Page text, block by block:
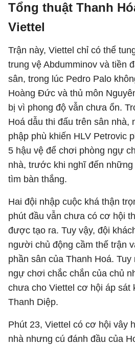
Tổng thuật Thanh
Viettel
Trận này, Viettel chỉ có thể
trung vệ Abdumminov và tiền
sân, trong lúc Pedro Palo
Hoàng Đức và thủ môn
bị vì phong độ vẫn chưa ổn.
Hoá dẫu thi đấu trên sân nhà,
phập phù khiến HLV Petrovic
5 hậu vệ để chơi phòng ngự
nhà, trước khi nghĩ đến
tìm bàn thắng.
Hai đội nhập cuộc khá thận
phút đầu vẫn chưa có cơ hội
được tạo ra. Tuy vậy, đội
người chủ động cầm thế trận
phần sân của Thanh Hoá. Tuy
ngự chơi chắc chắn của chủ
chưa cho Viettel cơ hội áp sát
Thanh Diệp.
Phút 23, Viettel có cơ hội vây
nhà nhưng cú đánh đầu của